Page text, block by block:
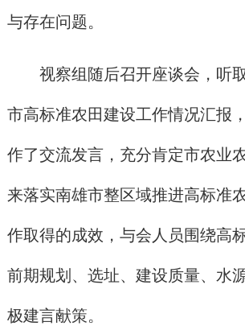
与存在问题。
视察组随后召开座谈会，听取
市高标准农田建设工作情况汇报
作了交流发言，充分肯定市农业
来落实南雄市整区域推进高标准
作取得的成效，与会人员围绕高
前期规划、选址、建设质量、水
极建言献策。